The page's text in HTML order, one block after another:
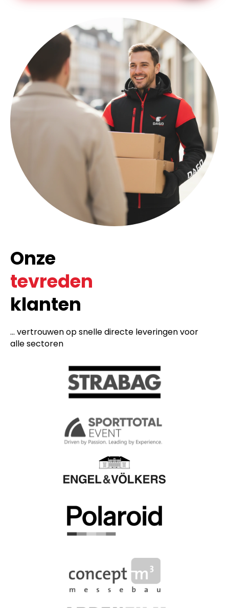
Onze
tevreden
klanten
... vertrouwen op snelle directe leveringen voor
alle sectoren